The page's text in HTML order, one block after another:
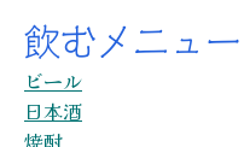
飲むメニュー
ビール
日本酒
焼酎